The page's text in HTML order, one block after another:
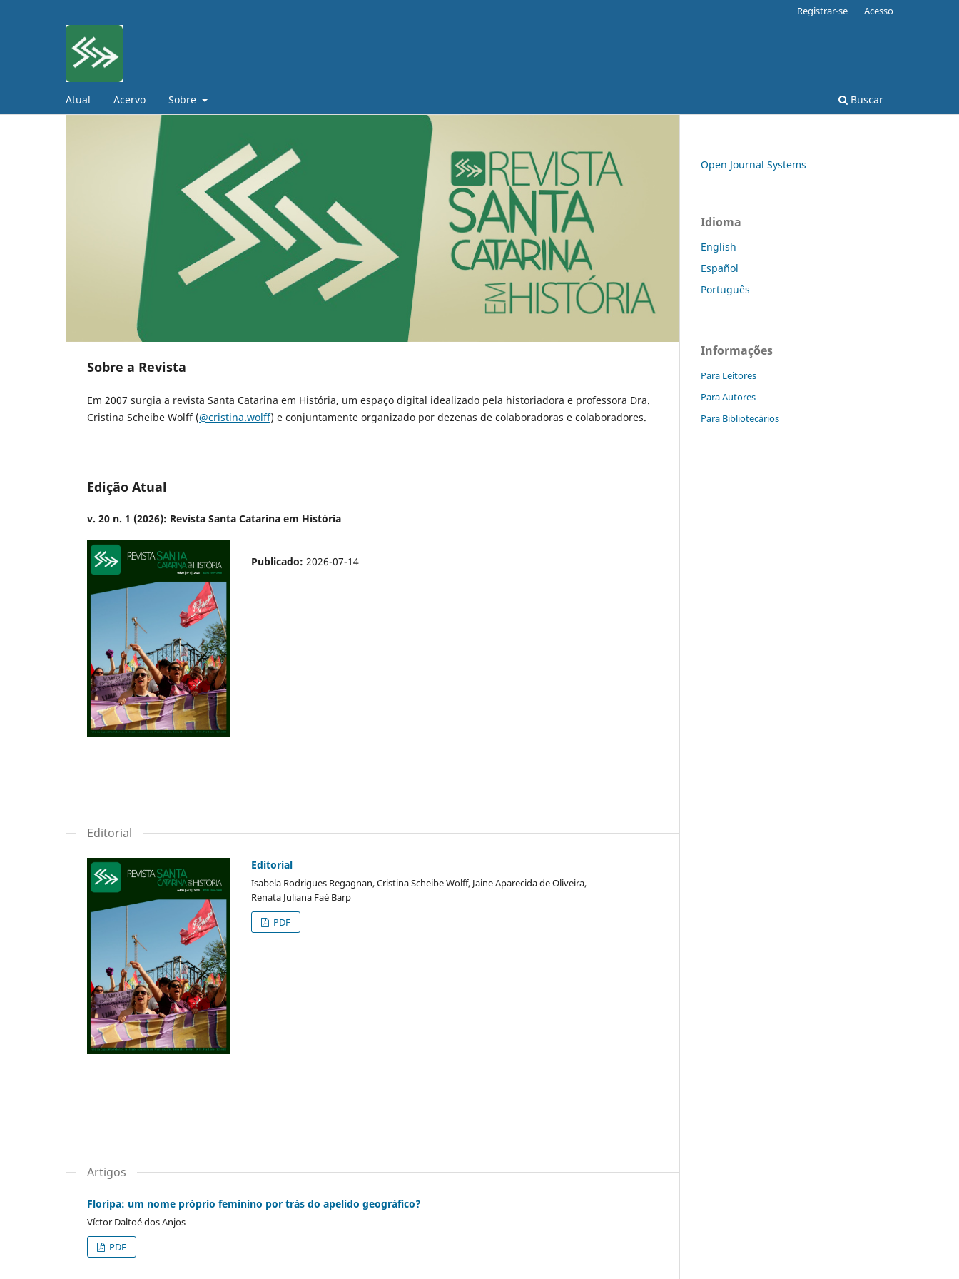
Atual Acervo Sobre Buscar
Registrar-se Acesso
Sobre a Revista
Em 2007 surgia a revista Santa Catarina em História, um espaço digital idealizado pela historiadora e professora Dra.
Cristina Scheibe Wolff (@cristina.wolff) e conjuntamente organizado por dezenas de colaboradoras e colaboradores.
Edição Atual
v. 20 n. 1 (2026): Revista Santa Catarina em História
Publicado: 2026-07-14
Editorial
Editorial
Isabela Rodrigues Regagnan, Cristina Scheibe Wolff, Jaine Aparecida de Oliveira,
Renata Juliana Faé Barp
PDF
Artigos
Floripa: um nome próprio feminino por trás do apelido geográfico?
Víctor Daltoé dos Anjos
PDF
Open Journal Systems
Idioma
English
Español
Português
Informações
Para Leitores
Para Autores
Para Bibliotecários